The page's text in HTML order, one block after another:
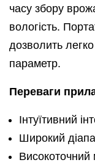
часу збору
вологість.
дозволить
параметр.
Переваги
Інтуїтивний
Широкий
Високоточний